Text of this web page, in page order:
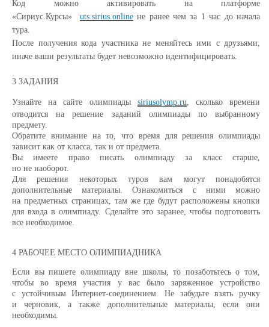
Код можно активировать на платформе
«Сириус.Курсы» uts.sirius.onlineне ранее чем за 1 час до начала
тура.
После получения кода участника не меняйтесь ими с друзьями,
иначе ваши результаты будет невозможно идентифицировать.
3 ЗАДАНИЯ
Узнайте на сайте олимпиады siriusolymp.ru, сколько времени
отводится на решение заданий олимпиады по выбранному
предмету.
Обратите внимание на то, что время для решения олимпиады
зависит как от класса, так и от предмета.
Вы имеете право писать олимпиаду за класс старше,
но не наоборот.
Для решения некоторых туров вам могут понадобятся
дополнительные материалы. Ознакомиться с ними можно
на предметных страницах, там же где будут расположены кнопки
для входа в олимпиаду. Сделайте это заранее, чтобы подготовить
все необходимое.
4 РАБОЧЕЕ МЕСТО ОЛИМПИАДНИКА
Если вы пишете олимпиаду вне школы, то позаботьтесь о том,
чтобы во время участия у вас было заряженное устройство
с устойчивым Интернет-соединением. Не забудьте взять ручку
и черновик, а также дополнительные материалы, если они
необходимы.